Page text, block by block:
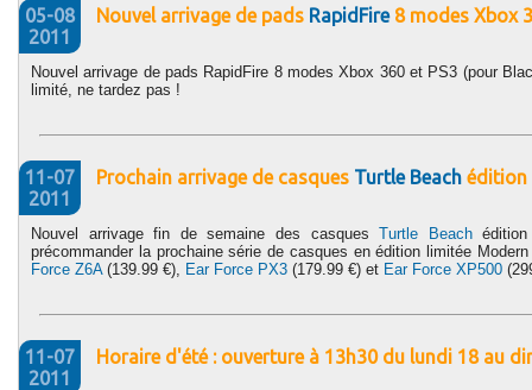
05-08
2011
Nouvel arrivage de pads RapidFire8 modes Xbox
Nouvel arrivage de pads RapidFire 8 modes Xbox 360 et PS3 (pour
limité, ne tardez pas !
11-07
2011
Prochain arrivage de casques Turtle Beach édition
Nouvel arrivage fin de semaine des casquesTurtle Beachédition
précommander la prochaine série de casques en édition limitée
Force Z6A(139.99 €), Ear Force PX3 (179.99 €) et Ear Force XP500
11-07
2011
Horaire d'été : ouverture à 13h30 du lundi 18 au